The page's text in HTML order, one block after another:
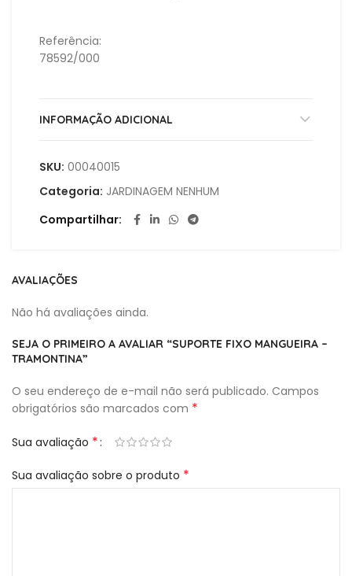
Referência:
78592/000
INFORMAÇÃO ADICIONAL
SKU: 00040015
Categoria: JARDINAGEM NENHUM
Compartilhar
AVALIAÇÕES
Não há avaliações ainda.
SEJA O PRIMEIRO A AVALIAR “SUPORTE FIXO MANGUEIRA –
TRAMONTINA”
O seu endereço de e-mail não será publicado. Campos
obrigatórios são marcados com *
Sua avaliação *
Sua avaliação sobre o produto *